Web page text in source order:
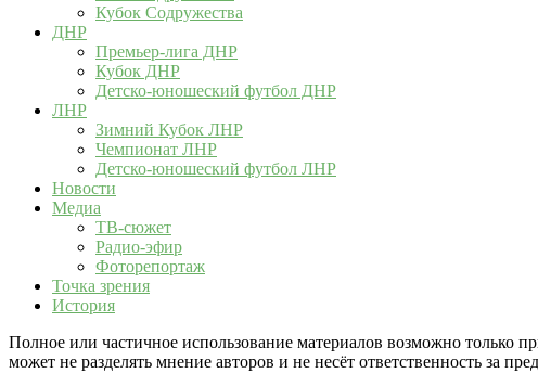
Кубок Содружества
ДНР
Премьер-лига ДНР
Кубок ДНР
Детско-юношеский футбол ДНР
ЛНР
Зимний Кубок ЛНР
Чемпионат ЛНР
Детско-юношеский футбол ЛНР
Новости
Медиа
ТВ-сюжет
Радио-эфир
Фоторепортаж
Точка зрения
История
Полное или частичное использование материалов возможно только
может не разделять мнение авторов и не несёт ответственность за